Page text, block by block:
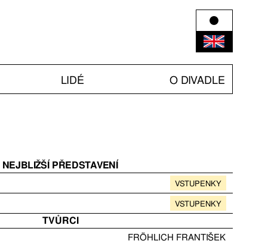
LIDÉ O DIVADLE
NEJBLIŽŠÍ PŘEDSTAVENÍ
VSTUPENKY
VSTUPENKY
TVŮRCI
FRÖHLICH FRANTIŠEK